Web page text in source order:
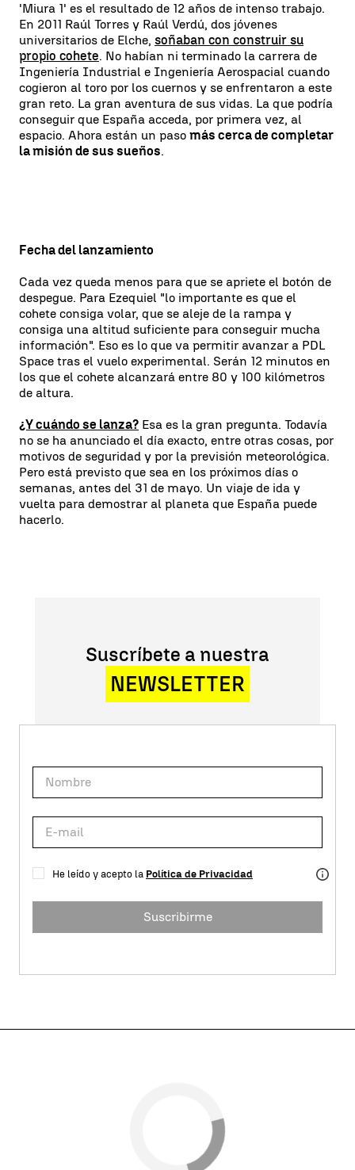
'Miura 1' es el resultado de 12 años de intenso trabajo.
En 2011 Raúl Torres y Raúl Verdú, dos jóvenes
universitarios de Elche, soñaban con construir su
propio cohete. No habían ni terminado la carrera de
Ingeniería Industrial e Ingeniería Aerospacial cuando
cogieron al toro por los cuernos y se enfrentaron a este
gran reto. La gran aventura de sus vidas. La que podría
conseguir que España acceda, por primera vez, al
espacio. Ahora están un paso más cerca de completar
la misión de sus sueños.
Fecha del lanzamiento
Cada vez queda menos para que se apriete el botón de
despegue. Para Ezequiel "lo importante es que el
cohete consiga volar, que se aleje de la rampa y
consiga una altitud suficiente para conseguir mucha
información". Eso es lo que va permitir avanzar a PDL
Space tras el vuelo experimental. Serán 12 minutos en
los que el cohete alcanzará entre 80 y 100 kilómetros
de altura.
¿Y cuándo se lanza? Esa es la gran pregunta. Todavía
no se ha anunciado el día exacto, entre otras cosas, por
motivos de seguridad y por la previsión meteorológica.
Pero está previsto que sea en los próximos días o
semanas, antes del 31 de mayo. Un viaje de ida y
vuelta para demostrar al planeta que España puede
hacerlo.
Suscríbete a nuestra
NEWSLETTER
He leído y acepto la Política de Privacidad
Suscribirme